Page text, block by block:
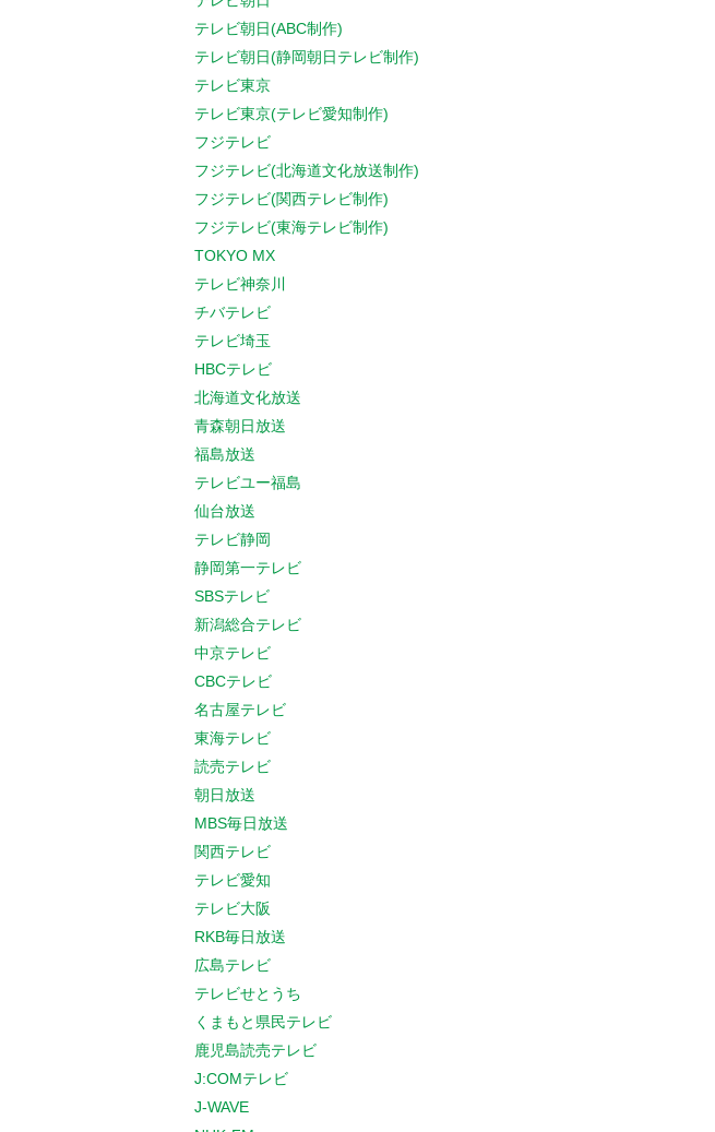
テレビ朝日(ABC制作)
テレビ朝日(静岡朝日テレビ制作)
テレビ東京
テレビ東京(テレビ愛知制作)
フジテレビ
フジテレビ(北海道文化放送制作)
フジテレビ(関西テレビ制作)
フジテレビ(東海テレビ制作)
TOKYO MX
テレビ神奈川
チバテレビ
テレビ埼玉
HBCテレビ
北海道文化放送
青森朝日放送
福島放送
テレビユー福島
仙台放送
テレビ静岡
静岡第一テレビ
SBSテレビ
新潟総合テレビ
中京テレビ
CBCテレビ
名古屋テレビ
東海テレビ
読売テレビ
朝日放送
MBS毎日放送
関西テレビ
テレビ愛知
テレビ大阪
RKB毎日放送
広島テレビ
テレビせとうち
くまもと県民テレビ
鹿児島読売テレビ
J:COMテレビ
J-WAVE